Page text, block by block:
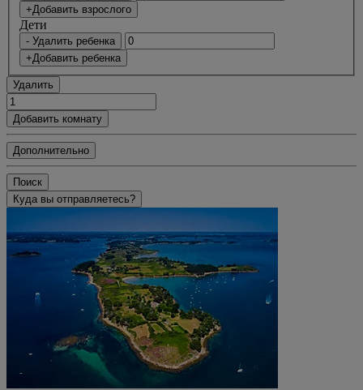
+Добавить взрослого
Дети
- Удалить ребенка
+Добавить ребенка
Удалить
Добавить комнату
Дополнительно
Поиск
Куда вы отправляетесь?